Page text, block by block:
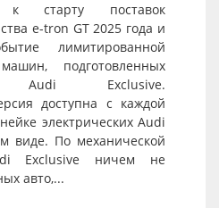
к старту поставок
e-tron GT 2025 года и
лимитированной
подготовленных
Audi Exclusive.
доступна с каждой
электрических Audi
виде. По механической
Exclusive ничем не
авто,...